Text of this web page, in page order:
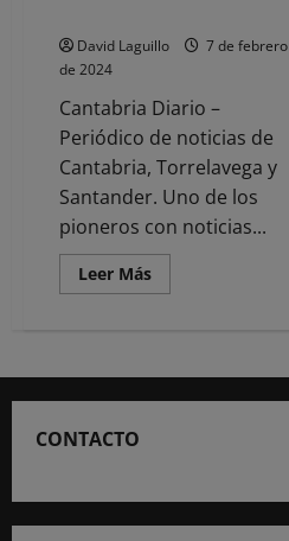
David Laguillo
7 de febrero
de 2024
Cantabria Diario –
Periódico de noticias de
Cantabria, Torrelavega y
Santander. Uno de los
pioneros con noticias...
Leer MásLeer
más
febrero
la
artista
CONTACTO